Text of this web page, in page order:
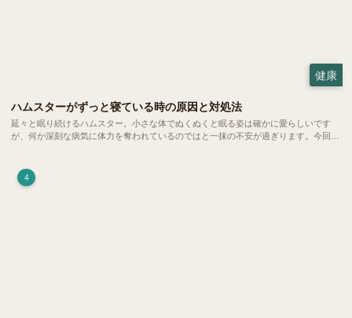
健康
ハムスターがずっと寝ている時の原因と対処法
延々と眠り続けるハムスター。小さな体でぬくぬくと眠る姿は確かに愛らしいです
が、何か深刻な病気に体力を奪われているのではと一抹の不安が過ぎります。今回
4